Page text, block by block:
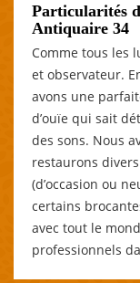
Particularités
Antiquaire 34
Comme tous les
et observateur.
avons une
d’ouïe qui sait
des sons. Nous
restaurons
(d’occasion ou
certains
avec tout le
professionnels